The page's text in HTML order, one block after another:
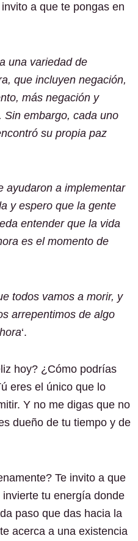
a que te pongas en
una variedad de
que incluyen negación,
más negación y
Sin embargo, cada uno
su propia paz
ayudaron a implementar
y espero que la gente
entender que la vida
es el momento de
todos vamos a morir, y
arrepentimos de algo
‘.
hoy? ¿Cómo podrías
eres el único que lo
Y no me digas que no
dueño de tu tiempo y de
Te invito a que
tu energía donde
paso que das hacia la
acerca a una existencia